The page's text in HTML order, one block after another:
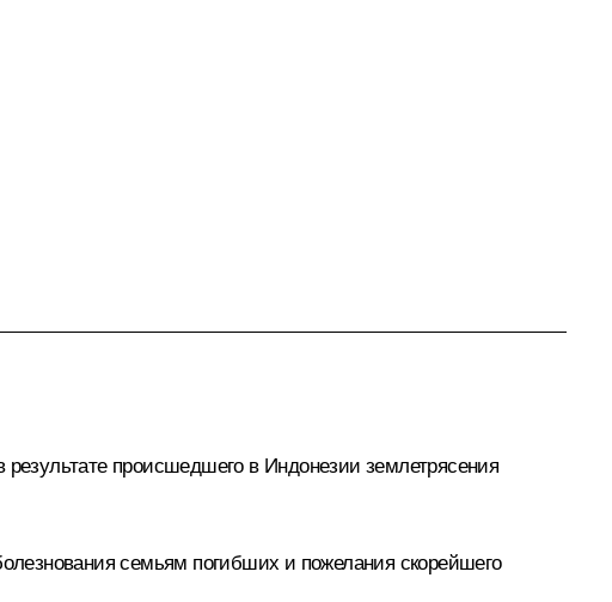
происшедшего в Индонезии землетрясения
семьям погибших и пожелания скорейшего